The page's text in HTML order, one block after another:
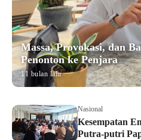
Massa, Provokasi, dan
Penonton ke Penjara
11 bulan lalu
Nasional
Kesempatan
Putra-putri